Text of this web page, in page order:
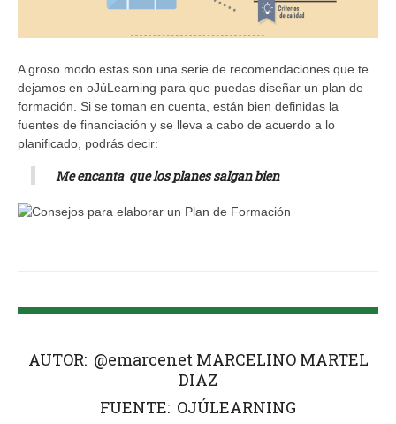
A groso modo estas son una serie de recomendaciones que te
dejamos en oJúLearning para que puedas diseñar un plan de
formación. Si se toman en cuenta, están bien definidas la
fuentes de financiación y se lleva a cabo de acuerdo a lo
planificado, podrás decir:
Me encanta que los planes salgan bien
AUTOR: @emarcenet MARCELINO MARTEL
DIAZ
FUENTE: OJÚLEARNING